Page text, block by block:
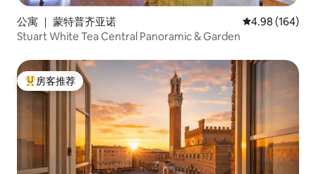
公寓 ｜ 蒙特普齐亚诺 平均评分 4.98
4.98 (164)
Stuart White Tea Central Panoramic & Garden
热门「房客推荐」
房客推荐